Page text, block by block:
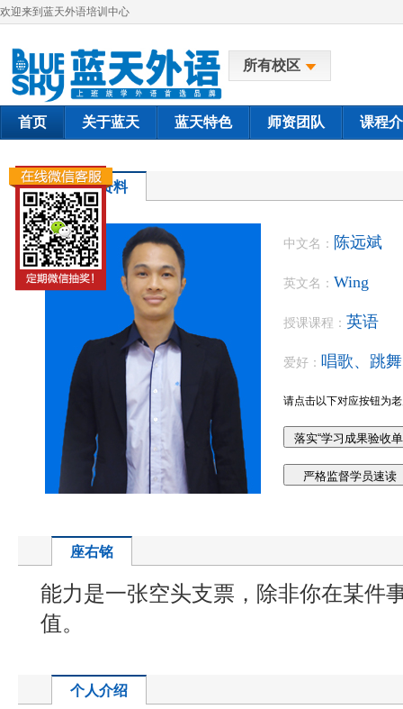
欢迎来到蓝天外语培训中心
所有校区
首页 关于蓝天 蓝天特色 师资团队 课程
教师资料
中文名： 陈远斌
英文名： Wing
授课课程： 英语
爱好： 唱歌、跳
请点击以下对应按钮为
座右铭
能力是一张空头支票，除非你在某件
值。
个人介绍